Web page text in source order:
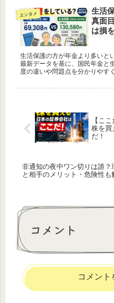
エンタメ
生活
真面
は損
生活保護の方が年金より多いと
最新データを基に、国民年金と
度の違いや問題点を分かりやす
【こ
株を買
だ！
非通知の夜中ワン切りは誰？
と相手のメリット・危険性も
コメント
コメント